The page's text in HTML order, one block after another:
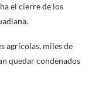
el cierre de los
agrícolas, miles de
quedar condenados